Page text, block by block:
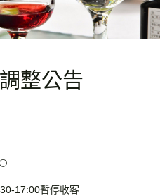
整公告
🌕
17:00暫停收客